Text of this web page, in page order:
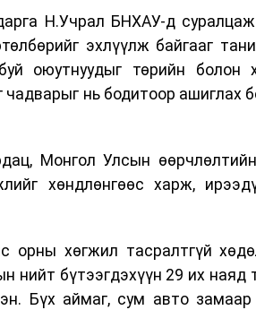
Н.Учрал БНХАУ-д
эхлүүлж байгааг
оюутнуудыг төрийн болон
чадварыг нь бодитоор ашиглах
Монгол Улсын
хөндлөнгөөс харж,
орны хөгжил тасралтгүй
бүтээгдэхүүн 29 их наяд
Бүх аймаг, сум авто